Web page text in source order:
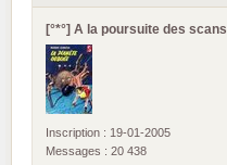
[°*°] A la poursuite des scans
Inscription : 19-01-2005
Messages : 20 438